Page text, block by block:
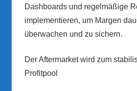
Dashboards und regelmäßige
implementieren, um Margen
überwachen und zu sichern.
Der Aftermarket wird zum
Profitpool